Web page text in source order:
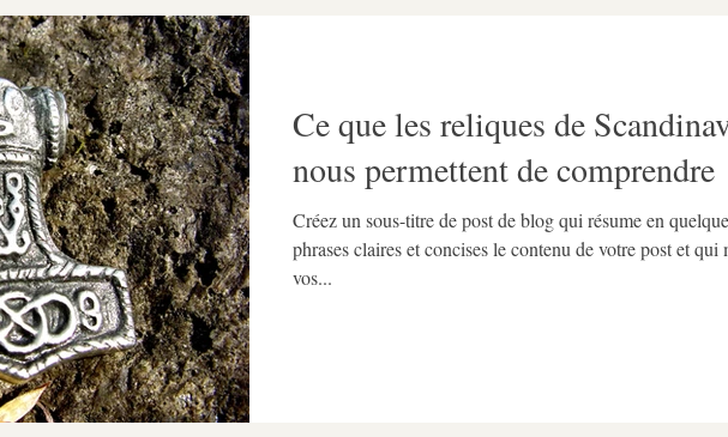
Ce que les reliques de
nous permettent de comprendre
Créez un sous-titre de post de blog qui résume en
phrases claires et concises le contenu de votre post et qui
vos...